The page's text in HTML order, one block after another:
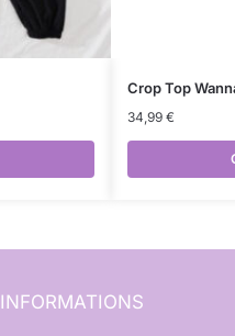
Crop Top
34,99 €
INFORMATIONS